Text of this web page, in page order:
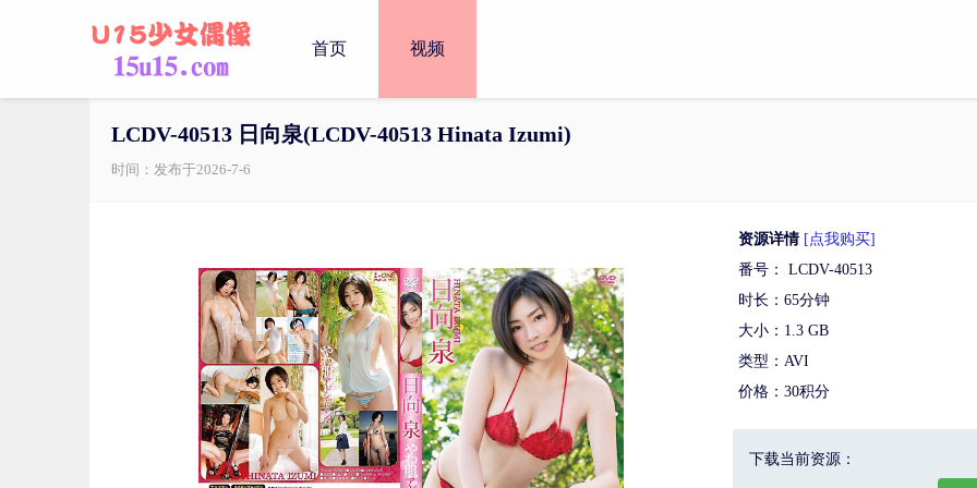
首页 视频
LCDV-40513 日向泉(LCDV-40513 Hinata Izumi)
时间：发布于2026-7-6
资源详情 [点我购买]
番号： LCDV-40513
时长：65分钟
大小：1.3 GB
类型：AVI
价格：30积分
下载当前资源：